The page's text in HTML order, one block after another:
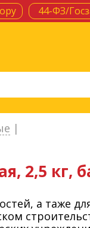
44-ФЗ/
|
2,5 кг,
а таже